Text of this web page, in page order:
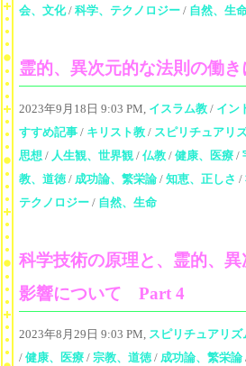
会、文化/ 科学、テクノロジー / 自然、生
霊的、異次元的な法則の働
2023年9月18日 9:03 PM, イスラム教 / イン
すすめ記事 / キリスト教 / スピリチュアリ
思想 / 人生観、世界観 / 仏教 / 健康、医療 /
教、道徳/ 成功論、繁栄論 / 知恵、正しさ /
テクノロジー / 自然、生命
科学技術の原理と、霊的、
影響について Part 4
2023年8月29日 9:03 PM, スピリチュアリズ
/ 健康、医療 / 宗教、道徳/ 成功論、繁栄論